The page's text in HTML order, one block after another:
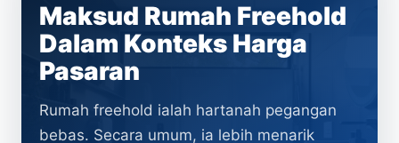
Maksud Rumah Freehold
Dalam Konteks Harga
Pasaran
Rumah freehold ialah hartanah pegangan
bebas. Secara umum, ia lebih menarik